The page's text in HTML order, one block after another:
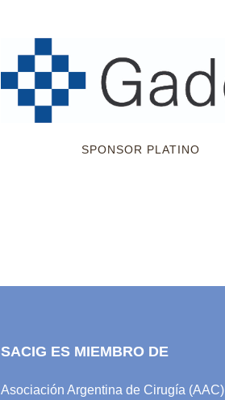
SPONSOR PLATINO
SACIG ES MIEMBRO DE
Asociación Argentina de Cirugía (AAC)